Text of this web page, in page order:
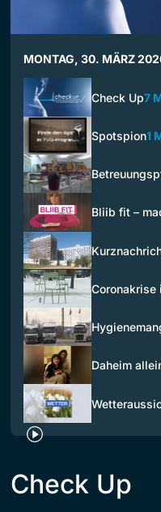
MONTAG, 30. MÄRZ
Check Up7
Spotspion1
Bliib fit –
Coronakrise
Daheim
Check Up